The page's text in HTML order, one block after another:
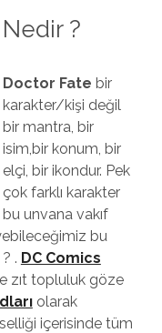
Nedir ?
Doctor Fate bir
karakter/kişi değil
bir mantra, bir
isim,bir konum, bir
elçi, bir ikondur. Pek
çok farklı karakter
bu unvana vakıf
bu
. DC Comics
zıt topluluk göze
olarak
içerisinde tüm